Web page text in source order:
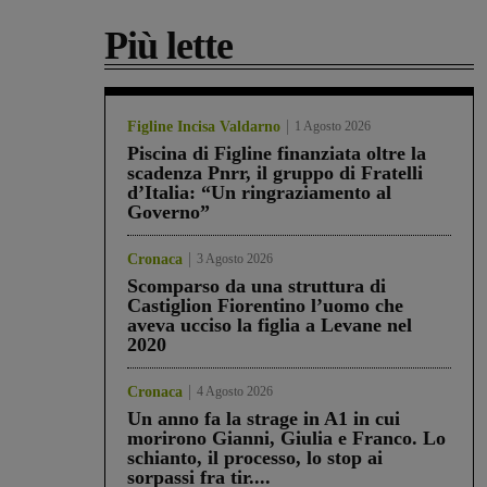
Più lette
Figline Incisa Valdarno 1 Agosto 2026
Piscina di Figline finanziata oltre la
scadenza Pnrr, il gruppo di Fratelli
d’Italia: “Un ringraziamento al
Governo”
Cronaca 3 Agosto 2026
Scomparso da una struttura di
Castiglion Fiorentino l’uomo che
aveva ucciso la figlia a Levane nel
2020
Cronaca 4 Agosto 2026
Un anno fa la strage in A1 in cui
morirono Gianni, Giulia e Franco. Lo
schianto, il processo, lo stop ai
sorpassi fra tir....